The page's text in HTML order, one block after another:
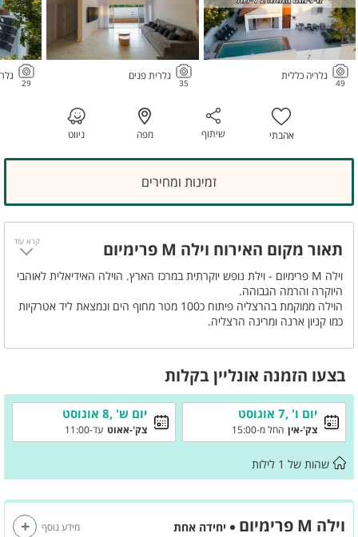
49
גלריה כללית
35
גלרית פנים
29
אהבתי שיתוף מפה ניווט
זמינות ומחירים
תאור מקום האירוח וילה M פרימיום
וילה M פרימיום - וילת נופש יוקרתית במרכז הארץ. הוילה האידיאלית לאוהבי
היוקרה והרמה הגבוהה.
הוילה ממוקמת בהרצליה פיתוח כ100 מטר מחוף הים ונמצאת ליד אטרקיות
כמו קניון ארנה ומרינה הרצליה.
הפרוסות על 4 קומות, הוילה מאובזרת בכל טוב וברגע שתיכנסו אליה תרגישו
בוילה שלל פינוקים החל מבריכת שחייה מחוממת ומפנקת, פינות ישיבה
ושיזוף, מטבח מאובזר ועוד.
מחכים לארח אתכם אצלנו בוילה M פרימיום!
חשוב לדעת!
לא ניתן לעשות רעש במקום ואין להכניס מערכות הגברה.
קרא עוד
בצעו הזמנה אונליין בקלות
יום ו' ,7 אוגוסט
צק'-אין החל מ-15:00
יום ש' ,8 אוגוסט
צק'-אאוט עד-11:00
שהות של 1 לילות
וילה M פרימיום יחידה אחת מידע נוסף